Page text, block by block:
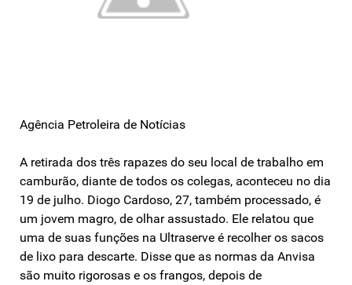
Agência Petroleira de Notícias
A retirada dos três rapazes do seu local de trabalho em
camburão, diante de todos os colegas, aconteceu no dia
19 de julho. Diogo Cardoso, 27, também processado, é
um jovem magro, de olhar assustado. Ele relatou que
uma de suas funções na Ultraserve é recolher os sacos
de lixo para descarte. Disse que as normas da Anvisa
são muito rigorosas e os frangos, depois de